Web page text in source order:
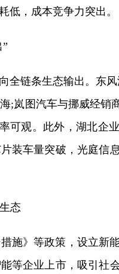
低，成本竞争力突出。
全链条生态输出。东
;岚图汽车与挪威经销
可观。此外，湖北企
装车量突破，光庭信
态
施》等政策，设立新
等企业上市，吸引社